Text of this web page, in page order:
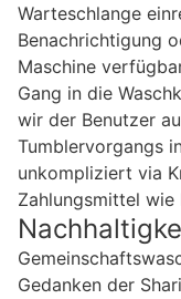
Warteschlange
Benachrichtigung
Maschine
Gang in die
wir der Benutzer
Tumblervorgangs
unkompliziert via
Zahlungsmittel wie
Gedanken der